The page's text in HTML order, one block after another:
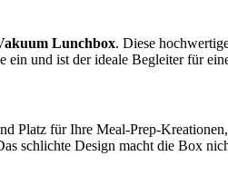
Lunchbox. Diese
und ist der ideale Begleiter für
Platz für Ihre Meal-Prep-
schlichte Design macht die Box